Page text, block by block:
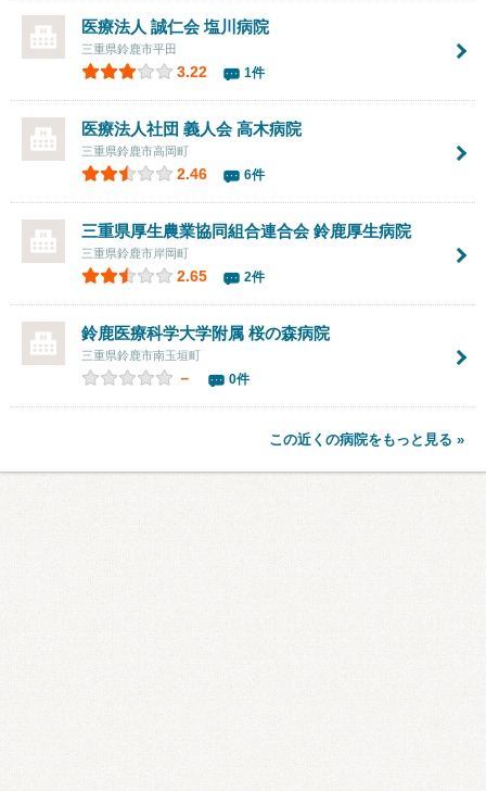
医療法人 誠仁会塩川病院
三重県鈴鹿市平田
3.22 1件
医療法人社団 義人会高木病院
三重県鈴鹿市高岡町
2.46 6件
三重県厚生農業協同組合連合会鈴鹿厚生病院
三重県鈴鹿市岸岡町
2.65 2件
鈴鹿医療科学大学附属 桜の森病院
三重県鈴鹿市南玉垣町
－ 0件
この近くの病院をもっと見る »